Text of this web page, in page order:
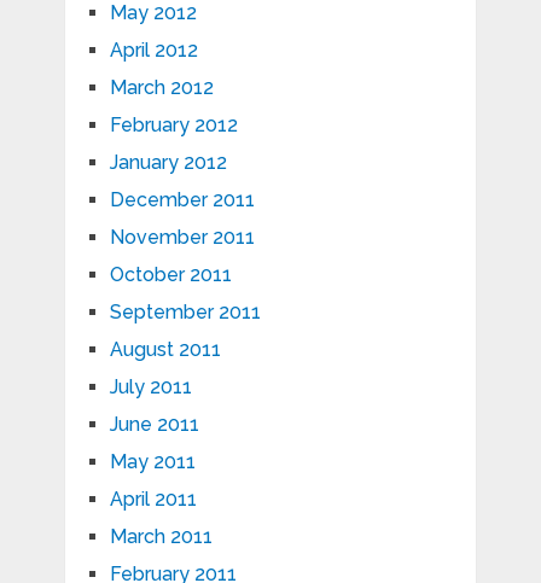
May 2012
April 2012
March 2012
February 2012
January 2012
December 2011
November 2011
October 2011
September 2011
August 2011
July 2011
June 2011
May 2011
April 2011
March 2011
February 2011